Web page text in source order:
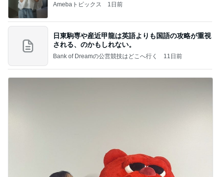
Amebaトピックス 1日前
日東駒専や産近甲龍は英語よりも国語の攻略が重視
される、のかもしれない。
Bank of Dreamの公営競技はどこへ行く 11日前